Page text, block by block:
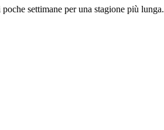
settimane per una stagione più lunga.